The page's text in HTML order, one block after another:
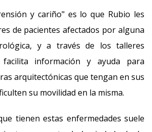
y cariño" es lo que Rubio les
de pacientes afectados por alguna
y a través de los talleres
información y ayuda para
arquitectónicas que tengan en sus
su movilidad en la misma.
tienen estas enfermedades suele